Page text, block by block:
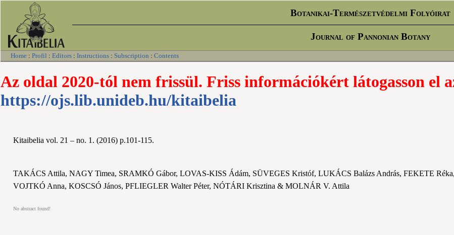
Botanikai-Természetvédelmi Folyóirat
Journal of Pannonian Botany
Home : Profil : Editors : Instructions : Subscription : Contents
Az oldal 2020-tól nem frissül. Friss információkért látogasson el
https://ojs.lib.unideb.hu/kitaibelia
Kitaibelia vol. 21 – no. 1. (2016) p.101-115.
TAKÁCS Attila, NAGY Timea, SRAMKÓ Gábor, LOVAS-KISS Ádám, SÜVEGES Kristóf, LUKÁCS Balázs András, FEKETE
VOJTKÓ Anna, KOSCSÓ János, PFLIEGLER Walter Péter, NÓTÁRI Krisztina & MOLNÁR V. Attila
No abstract found!